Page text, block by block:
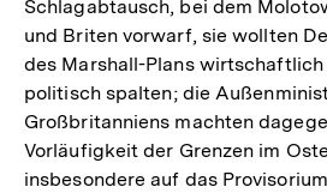
Schlagabtausch, bei dem
und Briten vorwarf, sie wollten
des Marshall-Plans wirtschaftlich
politisch spalten; die
Großbritanniens machten
Vorläufigkeit der Grenzen im
insbesondere auf das